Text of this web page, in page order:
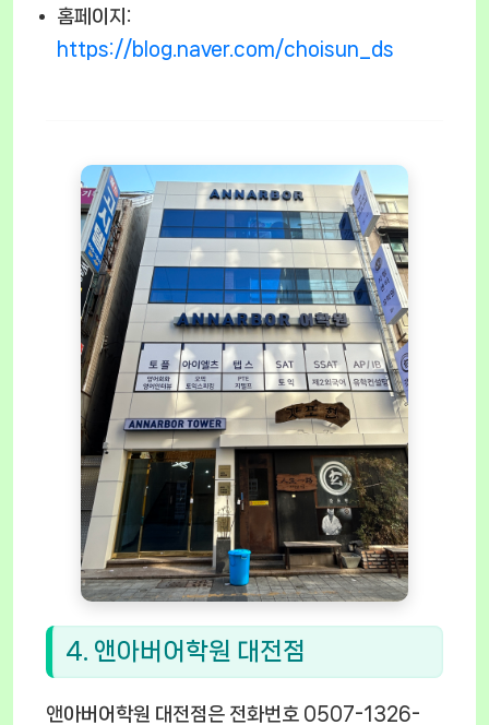
홈페이지:
https://blog.naver.com/choisun_ds
4. 앤아버어학원 대전점
앤아버어학원 대전점은 전화번호 0507-1326-